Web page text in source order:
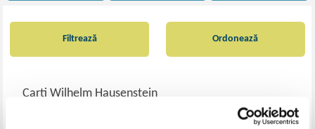
Filtrează
Carti Wilhelm Hausenstein
Ordonează